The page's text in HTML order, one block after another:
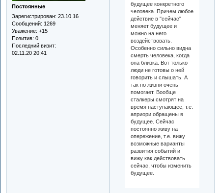
Постоянные
Зарегистрирован: 23.10.16
Сообщений: 1269
Уважение: +15
Позитив: 0
Последний визит:
02.11.20 20:41
будущее конкретного
человека. Причем любое
действие в "сейчас"
меняет будущее и
можно на него
воздействовать.
Особенно сильно видна
смерть человека, когда
она близка. Вот только
люди не готовы о ней
говорить и слышать. А
так по жизни очень
помогает. Вообще
сталкеры смотрят на
время наступающее, т.е.
априори обращены в
будущее. Сейчас
постоянно живу на
опережение, т.е. вижу
возможные варианты
развития событий и
вижу как действовать
сейчас, чтобы изменить
будущее.